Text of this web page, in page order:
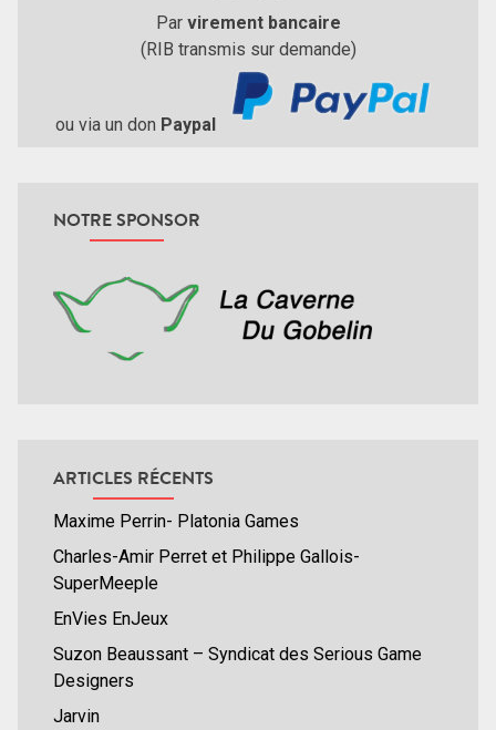
Par virement bancaire
(RIB transmis sur demande)
ou via un don Paypal
NOTRE SPONSOR
ARTICLES RÉCENTS
Maxime Perrin- Platonia Games
Charles-Amir Perret et Philippe Gallois-
SuperMeeple
EnVies EnJeux
Suzon Beaussant – Syndicat des Serious Game
Designers
Jarvin